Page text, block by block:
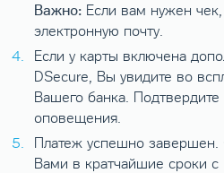
Важно:Если вам нужен
электронную почту.
Если у карты включена
DSecure, Вы увидите во
Вашего банка.
оповещения.
Платеж успешно завершен.
Вами в кратчайшие сроки